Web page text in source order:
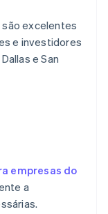
são excelentes
e investidores
e San
empresas do
a